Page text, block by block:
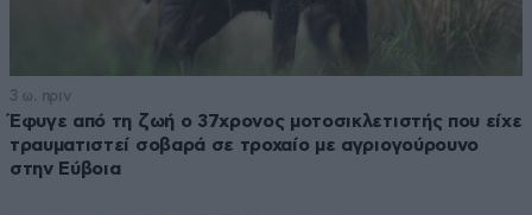
3 ω. πριν
Έφυγε από τη ζωή ο 37χρονος μοτοσικλετιστής που είχε
τραυματιστεί σοβαρά σε τροχαίο με αγριογούρουνο
στην Εύβοια